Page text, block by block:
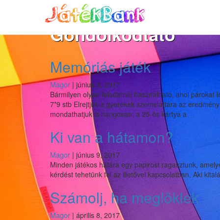
Gondolkodtató
Memóriás játék
Magor | június 9, 2017
Bármilyen olyan feladatnál használható, ahol
7*9 stb Elrejtjük a gyerekek szemeláttára az
mondathatjuk is hangosan: a 25-ös kártya a …
Ki van a hátamon?
Magor | június 9, 2017
Minden játékos hátára egy papirost ragasztunk,
kérdést tehetünk fel az illetővel kapcsolatban. Aki
Számolj, ha meglöklek
Magor | április 8, 2017